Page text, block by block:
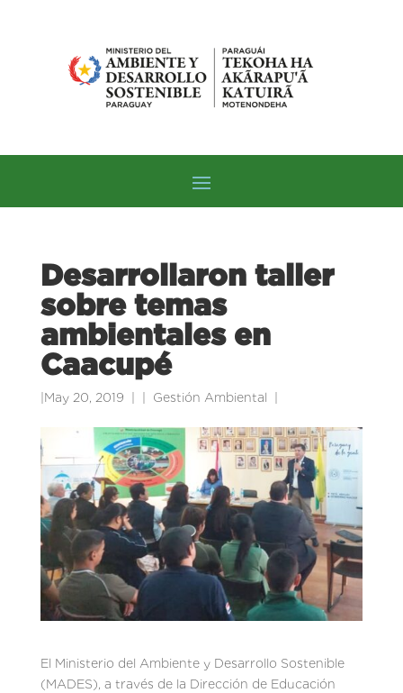
Desarrollaron taller
sobre temas
ambientales en
Caacupé
May 20, 2019 Gestión Ambiental
El Ministerio del Ambiente y Desarrollo Sostenible
(MADES), a través de la Dirección de Educación